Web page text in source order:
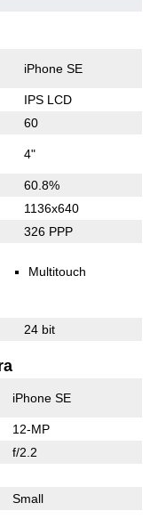
iPhone SE
IPS LCD
60
4"
60.8%
1136x640
326 PPP
Multitouch
24 bit
iPhone SE
12-MP
f/2.2
Small